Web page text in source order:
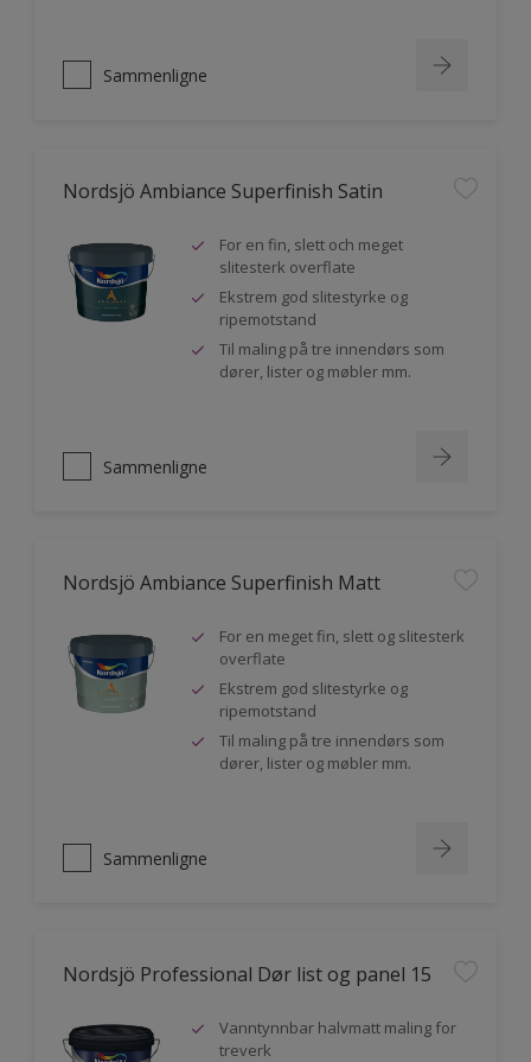
Sammenligne
Nordsjö Ambiance Superfinish Satin
For en fin, slett och meget
slitesterk overflate
Ekstrem god slitestyrke og
ripemotstand
Til maling på tre innendørs som
dører, lister og møbler mm.
Sammenligne
Nordsjö Ambiance Superfinish Matt
For en meget fin, slett og slitesterk
overflate
Ekstrem god slitestyrke og
ripemotstand
Til maling på tre innendørs som
dører, lister og møbler mm.
Sammenligne
Nordsjö Professional Dør list og panel 15
Vanntynnbar halvmatt maling for
treverk